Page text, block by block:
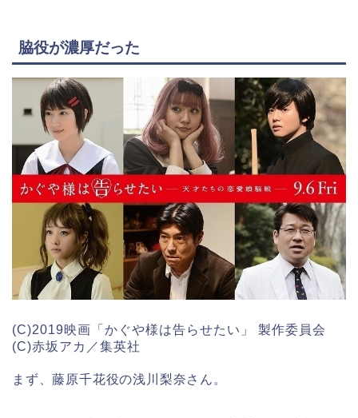
脇役が濃厚だった
(C)2019映画「かぐや様は告らせたい」 製作委員会
(C)赤坂アカ／集英社
まず、藤原千花役の浅川梨奈さん。